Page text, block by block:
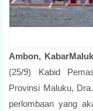
Ambon,
(25/9) Kabid
Provinsi Maluku,
perlombaan yang